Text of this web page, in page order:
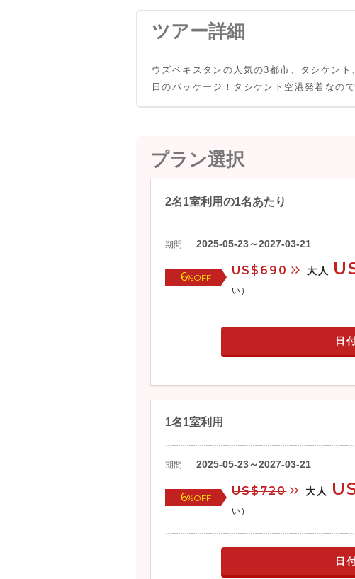
ツアー詳細
ウズベキスタンの人気の3都市、タシケン
日のパッケージ！タシケント空港発着なの
プラン選択
2名1室利用の1名あたり
期間 2025-05-23～2027-03-21
6%OFF
US$690 大人
い)
日
1名1室利用
期間 2025-05-23～2027-03-21
6%OFF
US$720 大人
い)
日